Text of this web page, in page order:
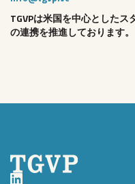
TGVPは米国を中心としたス
の連携を推進しております。